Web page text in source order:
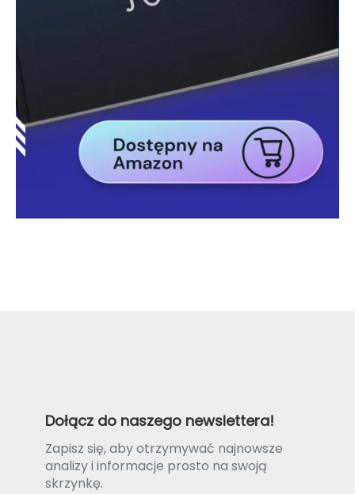
Dołącz do naszego newslettera!
Zapisz się, aby otrzymywać najnowsze
analizy i informacje prosto na swoją
skrzynkę.